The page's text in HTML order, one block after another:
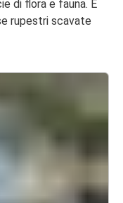
di flora e fauna. È
rupestri scavate